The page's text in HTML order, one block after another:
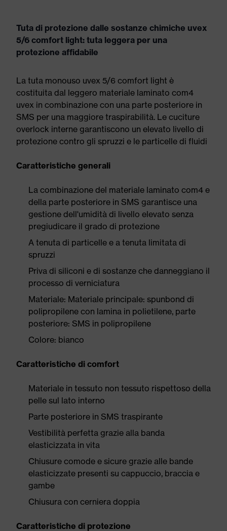
Tuta di protezione dalle sostanze chimiche uvex
5/6 comfort light: tuta leggera per una
protezione affidabile
La tuta monouso uvex 5/6 comfort light è
costituita dal leggero materiale laminato com4
uvex in combinazione con una parte posteriore in
SMS per una maggiore traspirabilità. Le cuciture
overlock interne garantiscono un elevato livello di
protezione contro gli spruzzi e le particelle di fluidi
Caratteristiche generali
La combinazione del materiale laminato com4 e
della parte posteriore in SMS garantisce una
gestione dell'umidità di livello elevato senza
pregiudicare il grado di protezione
A tenuta di particelle e a tenuta limitata di
spruzzi
Priva di siliconi e di sostanze che danneggiano il
processo di verniciatura
Materiale: Materiale principale: spunbond di
polipropilene con lamina in polietilene, parte
posteriore: SMS in polipropilene
Colore: bianco
Caratteristiche di comfort
Materiale in tessuto non tessuto rispettoso della
pelle sul lato interno
Parte posteriore in SMS traspirante
Vestibilità perfetta grazie alla banda
elasticizzata in vita
Chiusure comode e sicure grazie alle bande
elasticizzate presenti su cappuccio, braccia e
gambe
Chiusura con cerniera doppia
Caratteristiche di protezione